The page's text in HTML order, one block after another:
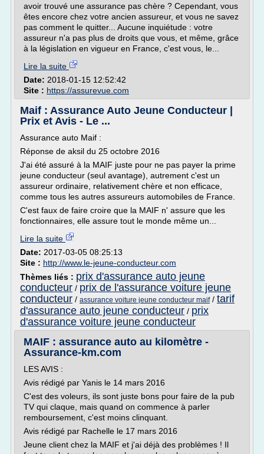
avoir trouvé une assurance pas chère ? Cependant, vous
êtes encore chez votre ancien assureur, et vous ne savez
pas comment le quitter... Aucune inquiétude : votre
assureur n'a pas plus de droits que vous, et même, grâce
à la législation en vigueur en France, c'est vous, le...
Lire la suite
Date: 2018-01-15 12:52:42
Site : https://assurevue.com
Maif : Assurance Auto Jeune Conducteur |
Prix et Avis - Le ...
Assurance auto Maif :
Réponse de aksil du 25 octobre 2016
J'ai été assuré à la MAIF juste pour ne pas payer la prime
jeune conducteur (seul avantage), autrement c'est un
assureur ordinaire, relativement chère et non efficace,
comme tous les autres assureurs automobiles de France.
C'est faux de faire croire que la MAIF n' assure que les
fonctionnaires, elle assure tout le monde même un...
Lire la suite
Date: 2017-03-05 08:25:13
Site : http://www.le-jeune-conducteur.com
Thèmes liés : prix d'assurance auto jeune
conducteur / prix de l'assurance voiture jeune
conducteur / assurance voiture jeune conducteur maif/ tarif
d'assurance auto jeune conducteur / prix
d'assurance voiture jeune conducteur
MAIF : assurance auto au kilomètre -
Assurance-km.com
LES AVIS :
Avis rédigé par Yanis le 14 mars 2016
C'est des voleurs, ils sont juste bons pour faire de la pub
TV qui claque, mais quand on commence à parler
remboursement, c'est moins clinquant.
Avis rédigé par Rachelle le 17 mars 2016
Jeune client chez la MAIF et j'ai déjà des problèmes ! Il